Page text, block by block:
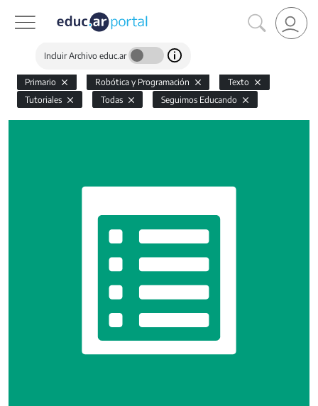
Incluir Archivo educ.ar
Primario Robótica y Programación
Texto
Tutoriales
Todas Seguimos Educando